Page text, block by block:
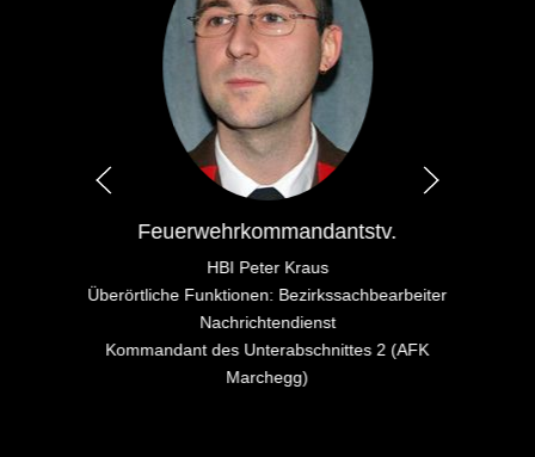
Feuerwehrkommandantstv.
HBI Peter Kraus
Überörtliche Funktionen: Bezirkssachbearbeiter
Nachrichtendienst
Kommandant des Unterabschnittes 2 (AFK
Marchegg)